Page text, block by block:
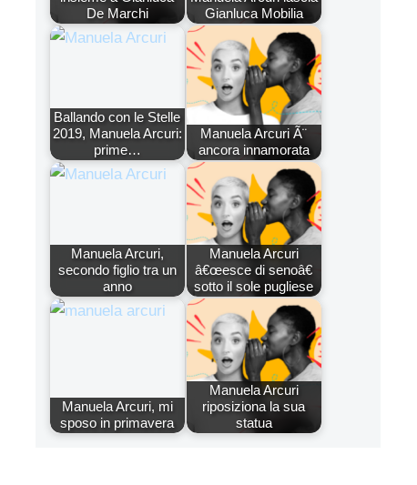
De Marchi
Gianluca Mobilia
Ballando con le Stelle
2019, Manuela Arcuri:
prime…
Manuela Arcuri Ã¨
ancora innamorata
Manuela Arcuri,
secondo figlio tra un
anno
Manuela Arcuri
â€œesce di senoâ€
sotto il sole pugliese
Manuela Arcuri, mi
sposo in primavera
Manuela Arcuri
riposiziona la sua
statua